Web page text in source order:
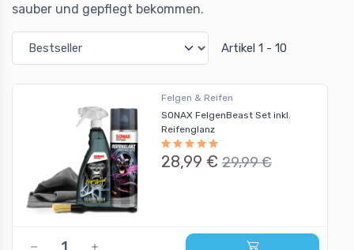
sauber und gepflegt bekommen.
Artikel 1 - 10
Felgen & Reifen
SONAX FelgenBeast Set inkl.
Reifenglanz
28,99 € 29,99 €